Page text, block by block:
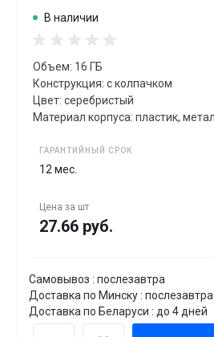
В наличии
Объем: 16 ГБ
Конструкция: с колпачком
Цвет: серебристый
Материал корпуса: пластик,
ГАРАНТИЙНЫЙ СРОК
12 мес.
Цена за шт
27.66 руб.
Самовывоз : послезавтра
Доставка по Минску : послезавтра
Доставка по Беларуси : до 4 дней